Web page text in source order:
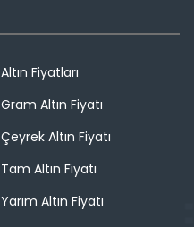
Altın Fiyatları
Gram Altın Fiyatı
Çeyrek Altın Fiyatı
Tam Altın Fiyatı
Yarım Altın Fiyatı